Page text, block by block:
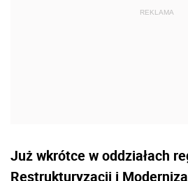
Już wkrótce w oddziałach
Restrukturyzacji i